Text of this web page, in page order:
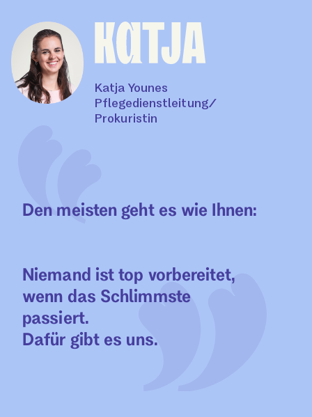
Katja Younes
Pflegedienstleitung/
Prokuristin
Den meisten geht es wie Ihnen:
Niemand ist top vorbereitet,
wenn das Schlimmste
passiert.
Dafür gibt es uns.